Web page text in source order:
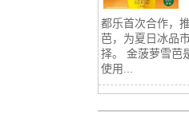
都乐首次合作，
芭，为夏日冰品
择。 金菠萝雪芭
使用...